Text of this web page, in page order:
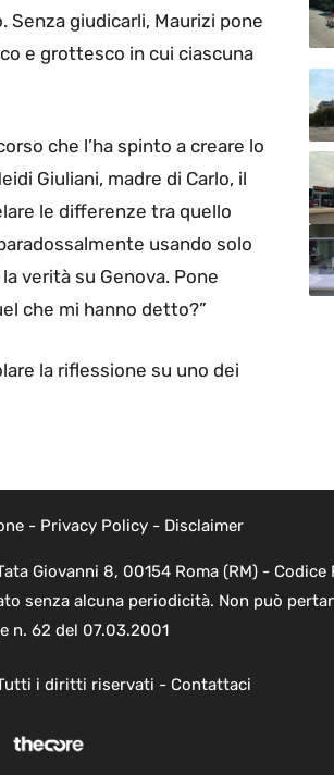
giudicarli, Maurizi pone
e grottesco in cui ciascuna
che l’ha spinto a creare lo
Giuliani, madre di Carlo, il
le differenze tra quello
usando solo
verità su Genova. Pone
che mi hanno detto?”
la riflessione su uno dei
- Privacy Policy- Disclaimer
Giovanni 8, 00154 Roma (RM) -
senza alcuna periodicità. Non può
n. 62 del 07.03.2001
i diritti riservati - Contattaci